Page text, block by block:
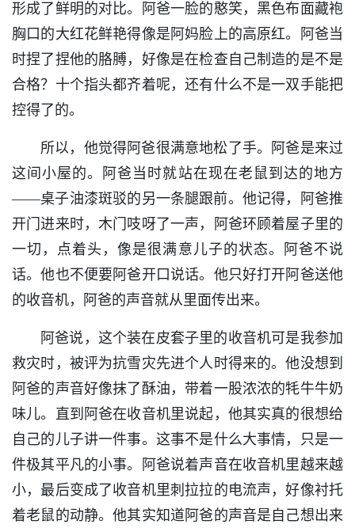
形成了鲜明的对比。阿爸一脸的憨笑，黑色布面藏袍
胸口的大红花鲜艳得像是阿妈脸上的高原红。阿爸当
时捏了捏他的胳膊，好像是在检查自己制造的是不是
合格？十个指头都齐着呢，还有什么不是一双手能把
控得了的。
所以，他觉得阿爸很满意地松了手。阿爸是来过
这间小屋的。阿爸当时就站在现在老鼠到达的地方
——桌子油漆斑驳的另一条腿跟前。他记得，阿爸推
开门进来时，木门吱呀了一声，阿爸环顾着屋子里的
一切，点着头，像是很满意儿子的状态。阿爸不说
话。他也不便要阿爸开口说话。他只好打开阿爸送他
的收音机，阿爸的声音就从里面传出来。
阿爸说，这个装在皮套子里的收音机可是我参加
救灾时，被评为抗雪灾先进个人时得来的。他没想到
阿爸的声音好像抹了酥油，带着一股浓浓的牦牛牛奶
味儿。直到阿爸在收音机里说起，他其实真的很想给
自己的儿子讲一件事。这事不是什么大事情，只是一
件极其平凡的小事。阿爸说着声音在收音机里越来越
小，最后变成了收音机里刺拉拉的电流声，好像衬托
着老鼠的动静。他其实知道阿爸的声音是自己想出来